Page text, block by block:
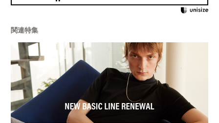
関連特集